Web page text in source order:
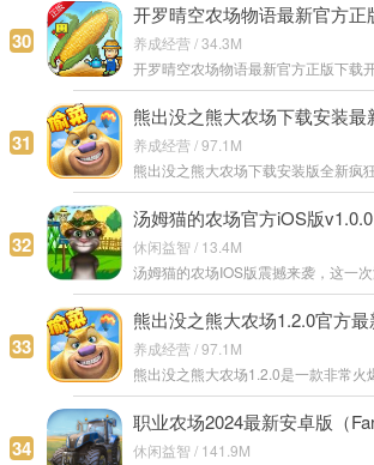
30
养成经营 / 34.3M
31
养成经营 / 97.1M
32
汤姆猫的农场官方iOS版v1.0.0
休闲益智 / 13.4M
33
养成经营 / 97.1M
34
休闲益智 / 141.9M